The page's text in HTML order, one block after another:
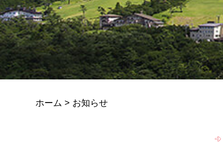
ホーム > お知らせ